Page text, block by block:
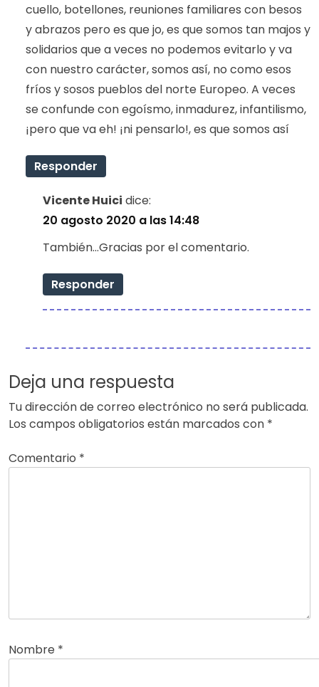
cuello, botellones, reuniones familiares con besos
y abrazos pero es que jo, es que somos tan majos y
solidarios que a veces no podemos evitarlo y va
con nuestro carácter, somos así, no como esos
fríos y sosos pueblos del norte Europeo. A veces
se confunde con egoísmo, inmadurez, infantilismo,
¡pero que va eh! ¡ni pensarlo!, es que somos así
Responder
Vicente Huici dice:
20 agosto 2020 a las 14:48
También…Gracias por el comentario.
Responder
Deja una respuesta
Tu dirección de correo electrónico no será publicada.
Los campos obligatorios están marcados con *
Comentario *
Nombre *